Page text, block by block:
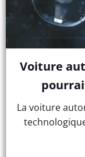
Voiture
La voiture